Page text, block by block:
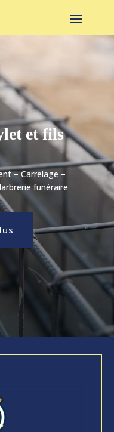
et fils
– Carrelage –
funéraire